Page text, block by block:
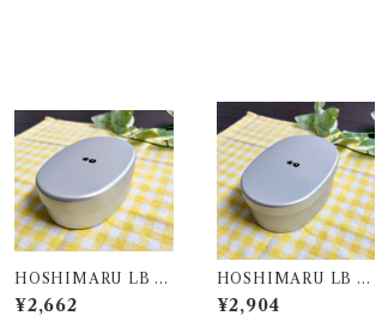
HOSHIMARU LB 小
判型内フタ付S
¥2,662
HOSHIMARU LB 小
判型内フタ付L
¥2,904